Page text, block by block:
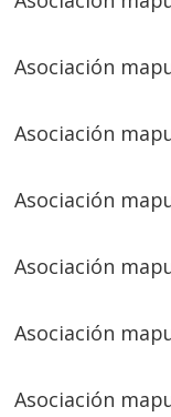
Asociación
Asociación
Asociación
Asociación
Asociación
Asociación